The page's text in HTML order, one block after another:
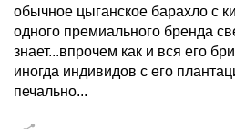
обычное цыганское барахло с
одного премиального бренда
знает...впрочем как и вся его
иногда индивидов с его
печально...